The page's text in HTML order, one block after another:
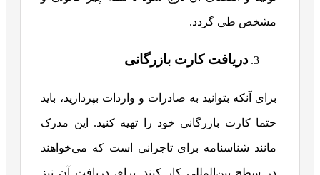
مشخص طی گردد.
دریافت کارت بازرگانی
برای آنکه بتوانید به صادرات و واردات بپردازید، باید
حتما کارت بازرگانی خود را تهیه کنید. این مدرک
مانند شناسنامه برای تاجرانی است که می‌خواهند